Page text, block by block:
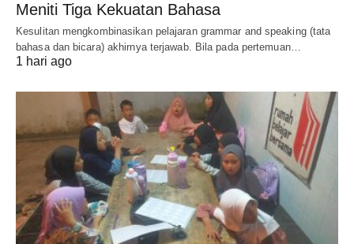
Meniti Tiga Kekuatan Bahasa
Kesulitan mengkombinasikan pelajaran grammar and speaking (tata
bahasa dan bicara) akhirnya terjawab. Bila pada pertemuan…
1 hari ago